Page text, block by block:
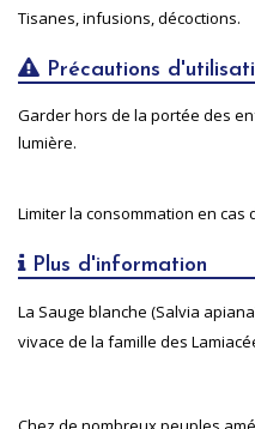
Tisanes, infusions, décoctions.
Précautions
Garder hors de la portée des
lumière.
Limiter la consommation en
Plus d'information
La Sauge blanche (Salvia
vivace de la famille des